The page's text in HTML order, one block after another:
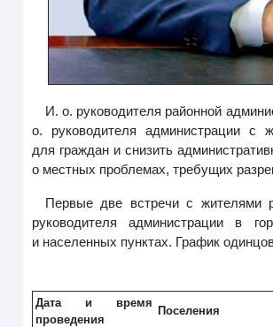
И. о. руководителя районной
о. руководителя администрации с
для граждан и снизить
о местных проблемах, требущих
Первые две встречи с жителями
руководителя администрации в
и населенных пунктах. График
Дата и время
проведения
Поселения